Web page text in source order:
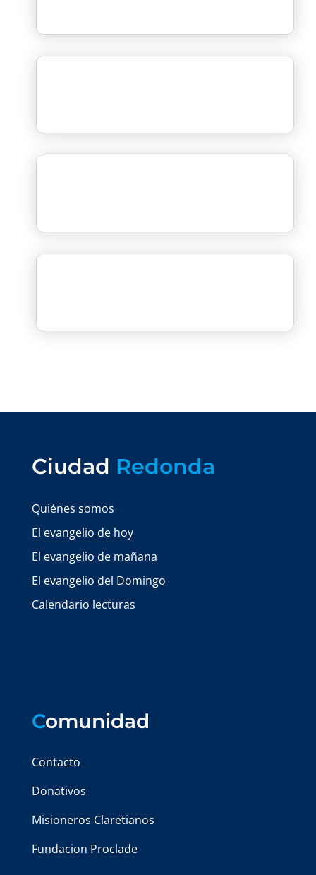
Ciudad Redonda
Quiénes somos
El evangelio de hoy
El evangelio de mañana
El evangelio del Domingo
Calendario lecturas
Comunidad
Contacto
Donativos
Misioneros Claretianos
Fundacion Proclade